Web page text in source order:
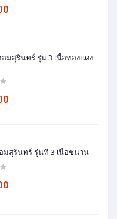
มสุรินทร์ รุ่น 3 เนื้อทองแดง
มสุรินทร์ รุ่นที่ 3 เนื้อชนวน